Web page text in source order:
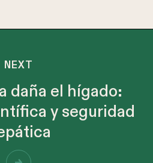
NEXT
daña el hígado:
y seguridad